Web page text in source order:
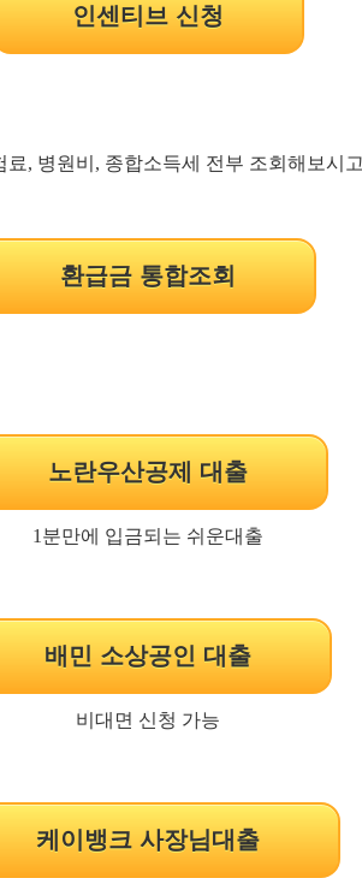
인센티브 신청
, 병원비, 종합소득세 전부 조회해보
환급금 통합조회
노란우산공제 대출
1분만에 입금되는 쉬운대출
배민 소상공인 대출
비대면 신청 가능
케이뱅크 사장님대출